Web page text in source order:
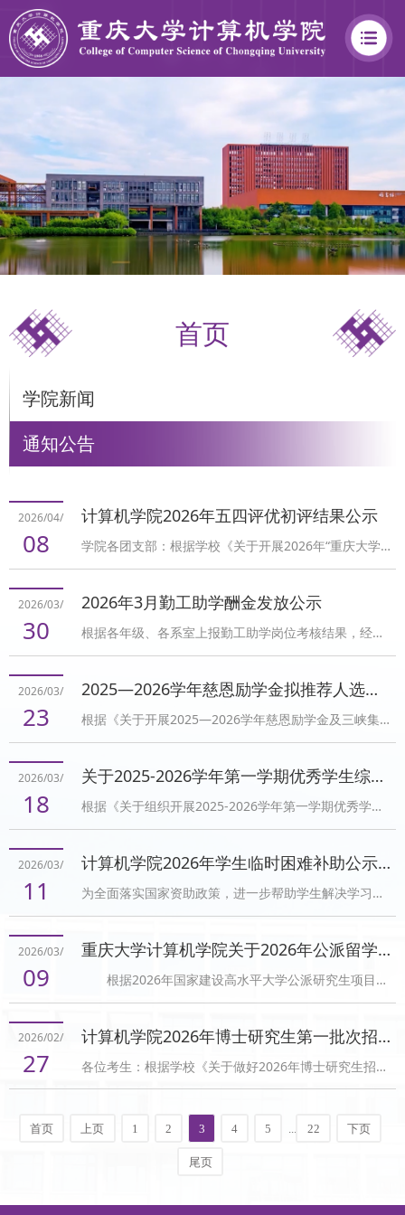
学
院
首页
学院新闻
通知公告
2026/04/
08
计算机学院2026年五四评优初评结果公示
学院各团支部：根据学校《关于开展2026年“重庆大学
青年五四奖章暨新时代青年先锋”、重庆大学“五四”评优
料、团支部评审推荐、年级审核、学院团委评审后提出
初步名单，现将学院初评结果进行公示，详情见附件。
公示期：2026年4月8日-2026年4月14日联系人：郑田
2026年4月8
2026/03/
30
2026年3月勤工助学酬金发放公示
根据各年级、各系室上报勤工助学岗位考核结果，经审
核，2026年3月发放47名本科生勤工助学酬金15750
此 PDF 文件，则可以下载免费小巧的 福昕(Foxit) PDF
阅读器,安装后即可在线浏览 或下载免费的 Adobe
Reader PDF 阅读器,安装后即可在线浏览 或下载此
求：公示期内如有异议，请向学院学生工作办公室（电
话：023-65103012）...
2026/03/
23
2025—2026学年慈恩励学金拟推荐人选公示
根据《关于开展2025—2026学年慈恩励学金及三峡集
团援藏助学金评选工作的通知》要求，经个人申请，学
行公示，具体如下：2023级本科生丁子豪、2024级本
科生朱梓桐公示时间：2026年3月23日-3月25日公示期
内如有异议，可向学院学生工作办公室反映：023-
2026/03/
18
关于2025-2026学年第一学期优秀学生综合奖学金拟获奖学生的公示
根据《关于组织开展2025-2026学年第一学期优秀学生
综合奖学金评选工作的通知》，结合综合测评结果、年
优秀学生综合奖学金的288名学生进行公示。其中，甲
等28人、 乙等77人、丙等183人。具体名单见附件。如
果您无法在线浏览此 PDF 文件，则可以下载免费小巧的
费的 Adobe Reader PDF 阅读器,安装后即可在线浏览
或下载此 P...
2026/03/
11
计算机学院2026年学生临时困难补助公示（第二批）
为全面落实国家资助政策，进一步帮助学生解决学习、
生活中遇到的突发性、临时性困难，经学生本人提交书
组审核，拟确定以下同学获得临时困难补助，现予以公
示。20220761 王* 2000元公示时间为：2026年3月11
日——2026年3月13日。公示期内如有异议，可向学院
生工作办公室2026年3月11日
2026/03/
09
重庆大学计算机学院关于2026年公派留学各项目申请人推荐的公示
根据2026年国家建设高水平大学公派研究生项目文
件要求和学校的工作部署，计算机学院组织成立2026年
2026年国家建设高水平大学公派研究生项目指南和各项
申请材料要求，对申请人的资格、思想品德、综合素
质、发展潜力、出国留学必要性、学习计划可行性及身
心健康情况等方面进行评审、考察，择优推荐，具体情
况如下：​ 公示期为：2026年3月9日至2026年3月11
2026/02/
27
计算机学院2026年博士研究生第一批次招生报名通知
各位考生：根据学校《关于做好2026年博士研究生招生
工作的通知》文件精神，我院将分批次有序开展博士生
招生选拔工作，选拔方式采用“申请-考核”制。我院2026
年博士招生工作将于2026年3月启动，本批次招生计划
以重庆大学研究生招生服务系统（网址：
首页 上页 1 2 3 4 5 ... 22 下页
尾页